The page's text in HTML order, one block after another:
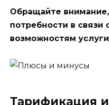
Обращайте
потребности в связи
возможностям
Тарификация